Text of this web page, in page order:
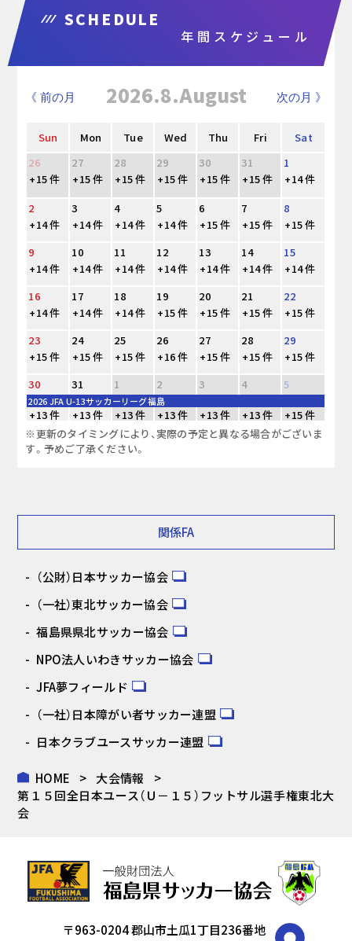
SCHEDULE
年間スケジュール
《 前の月 次の月 》
2026.8.August
Sun Mon Tue Wed Thu Fri
Sat
26
27 28 29 30 31
1
+15 件
+15 件 +15 件 +15 件 +15 件 +15 件
+14 件
2
3 4 5 6 7
8
+14 件
+14 件 +14 件 +14 件 +15 件 +15 件
+15 件
9
10 11 12 13 14
15
+14 件
+14 件 +14 件 +14 件 +14 件 +14 件
+14 件
16
17 18 19 20 21
22
+14 件
+14 件 +14 件 +15 件 +15 件 +15 件
+15 件
23
24 25 26 27 28
29
+15 件
+15 件 +15 件 +16 件 +15 件 +15 件
+15 件
30
31 1 2 3 4 5
2026 JFA U-13サッカーリーグ福島
+13 件 +13 件 +13 件 +13 件 +13 件 +13 件
+15 件
※更新のタイミングにより、実際の予定と異なる場合がございま
す。予めご了承ください。
関係FA
（公財）日本サッカー協会
（一社）東北サッカー協会
福島県県北サッカー協会
NPO法人いわきサッカー協会
JFA夢フィールド
（一社）日本障がい者サッカー連盟
日本クラブユースサッカー連盟
HOME
大会情報
第１５回全日本ユース（Ｕ－１５）フットサル選手権東北大
会
〒963-0204 郡山市土瓜1丁目236番地